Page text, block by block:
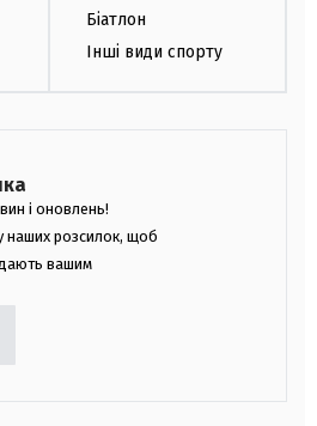
Біатлон
Інші види спорту
і оновлень!
наших розсилок, щоб
вашим